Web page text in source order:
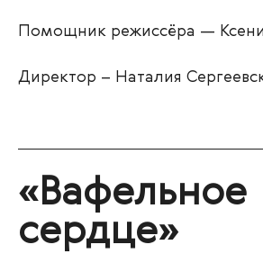
Помощник режиссёра —
Директор – Наталия
«Вафельное
сердце»